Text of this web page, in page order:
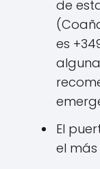
de
es
El
el